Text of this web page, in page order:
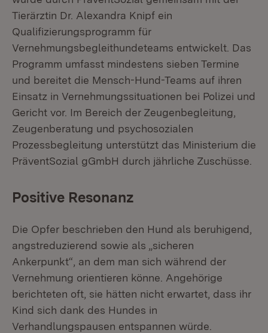
Tierärztin Dr. Alexandra Knipf ein
Qualifizierungsprogramm für
Vernehmungsbegleithundeteams entwickelt. Das
Programm umfasst mindestens sieben Termine
und bereitet die Mensch-Hund-Teams auf ihren
Einsatz in Vernehmungssituationen bei Polizei und
Gericht vor. Im Bereich der Zeugenbegleitung,
Zeugenberatung und psychosozialen
Prozessbegleitung unterstützt das Ministerium die
PräventSozial gGmbH durch jährliche Zuschüsse.
Positive Resonanz
Die Opfer beschrieben den Hund als beruhigend,
angstreduzierend sowie als „sicheren
Ankerpunkt“, an dem man sich während der
Vernehmung orientieren könne. Angehörige
berichteten oft, sie hätten nicht erwartet, dass ihr
Kind sich dank des Hundes in
Verhandlungspausen entspannen würde.